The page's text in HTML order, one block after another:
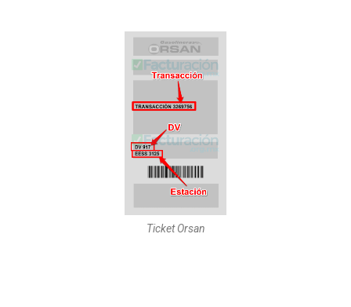
Ticket Orsan